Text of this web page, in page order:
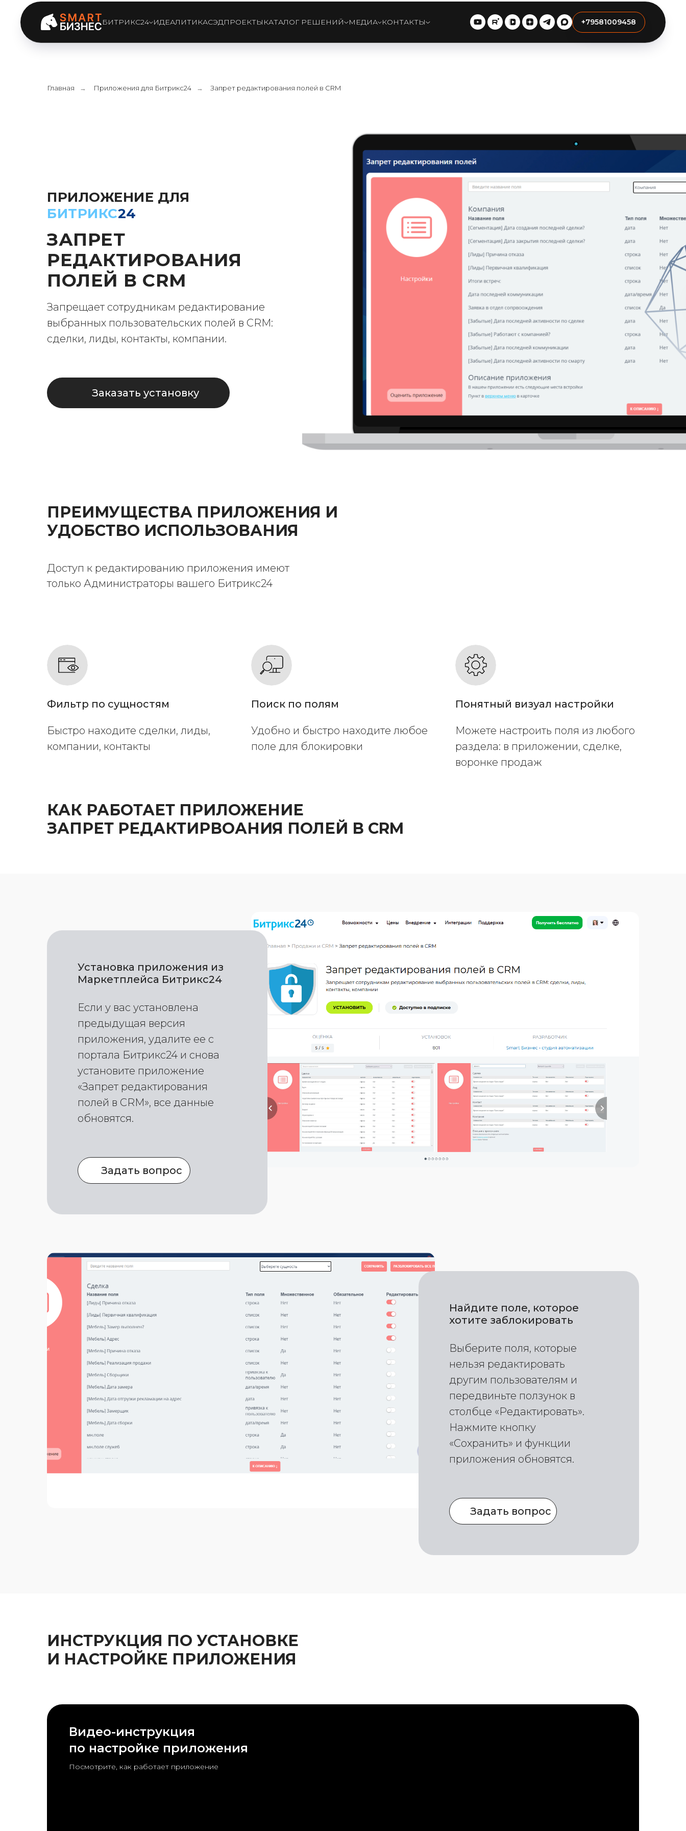
БИТРИКС24 ИДЕАЛИТИКАСЭДПРОЕКТЫ КАТАЛОГ РЕШЕНИЙ МЕДИА КОНТАКТЫ +79581009458
Главная → Приложения для Битрикс24 → Запрет редактирования полей в CRM
ПРИЛОЖЕНИЕ ДЛЯ
БИТРИКС24
ЗАПРЕТ
РЕДАКТИРОВАНИЯ
ПОЛЕЙ В CRM
Запрещает сотрудникам редактирование
выбранных пользовательских полей в CRM:
сделки, лиды, контакты, компании.
Заказать установку
ПРЕИМУЩЕСТВА ПРИЛОЖЕНИЯ И
УДОБСТВО ИСПОЛЬЗОВАНИЯ
Доступ к редактированию приложения имеют
только Администраторы вашего Битрикс24
Фильтр по сущностям
Быстро находите сделки, лиды,
компании, контакты
Поиск по полям
Удобно и быстро находите любое
поле для блокировки
Понятный визуал настройки
Можете настроить поля из любого
раздела: в приложении, сделке,
воронке продаж
КАК РАБОТАЕТ ПРИЛОЖЕНИЕ
ЗАПРЕТ РЕДАКТИРВОАНИЯ ПОЛЕЙ В CRM
Установка приложения из
Маркетплейса Битрикс24
Если у вас установлена
предыдущая версия
приложения, удалите ее с
портала Битрикс24 и снова
установите приложение
«Запрет редактирования
полей в CRM», все данные
обновятся.
Задать вопрос
Найдите поле, которое
хотите заблокировать
Выберите поля, которые
нельзя редактировать
другим пользователям и
передвиньте ползунок в
столбце «Редактировать».
Нажмите кнопку
«Сохранить» и функции
приложения обновятся.
Задать вопрос
ИНСТРУКЦИЯ ПО УСТАНОВКЕ
И НАСТРОЙКЕ ПРИЛОЖЕНИЯ
Видео-инструкция
по настройке приложения
Посмотрите, как работает приложение